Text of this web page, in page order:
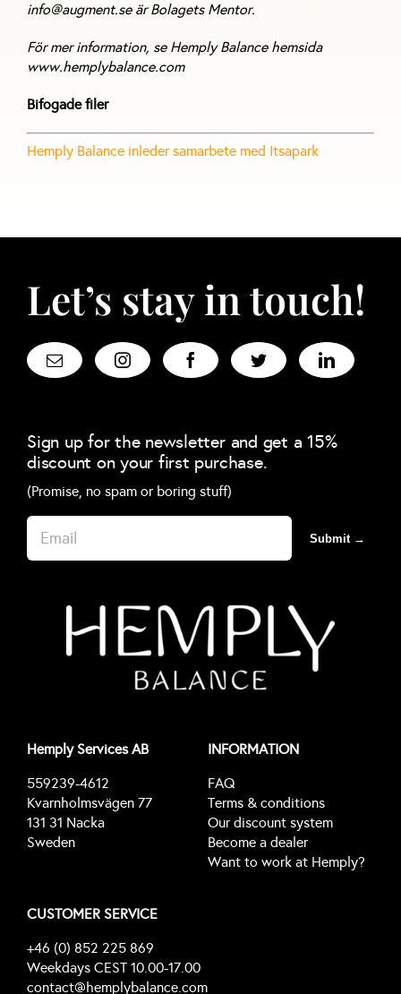
info@augment.se är Bolagets Mentor.
För mer information, se Hemply Balance hemsida
www.hemplybalance.com
Bifogade filer
Hemply Balance inleder samarbete med Itsapark
Let’s stay in touch!
Sign up for the newsletter and get a 15%
discount on your first purchase.
(Promise, no spam or boring stuff)
Submit →
Hemply Services AB
559239-4612
Kvarnholmsvägen 77
131 31 Nacka
Sweden
INFORMATION
FAQ
Terms & conditions
Our discount system
Become a dealer
Want to work at Hemply?
CUSTOMER SERVICE
+46 (0) 852 225 869
Weekdays CEST 10.00-17.00
contact@hemplybalance.com